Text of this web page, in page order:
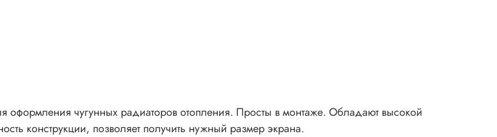
оформления чугунных радиаторов отопления. Просты в монтаже. Обладают высокой
конструкции, позволяет получить нужный размер экрана.